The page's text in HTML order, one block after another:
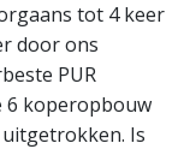
tot 4 keer
door ons
PUR
6 koperopbouw
Is